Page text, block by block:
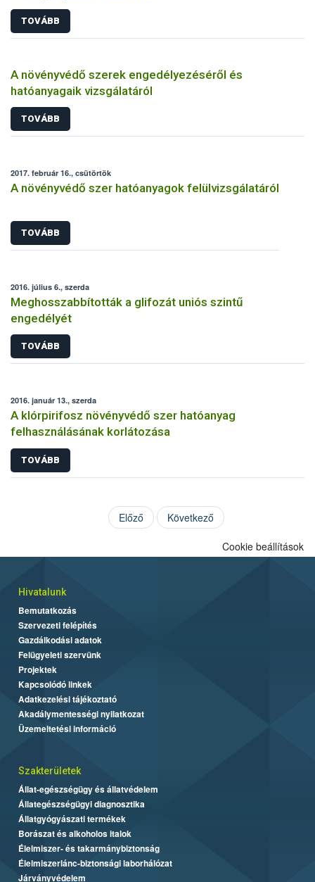
TOVÁBB
A növényvédő szerek engedélyezéséről és
hatóanyagaik vizsgálatáról
TOVÁBB
2017. február 16., csütörtök
A növényvédő szer hatóanyagok felülvizsgálatáról
TOVÁBB
2016. július 6., szerda
Meghosszabbították a glifozát uniós szintű
engedélyét
TOVÁBB
2016. január 13., szerda
A klórpirifosz növényvédő szer hatóanyag
felhasználásának korlátozása
TOVÁBB
Előző Következő
Cookie beállítások
Hivatalunk
Bemutatkozás
Szervezeti felépítés
Gazdálkodási adatok
Felügyeleti szervünk
Projektek
Kapcsolódó linkek
Adatkezelési tájékoztató
Akadálymentességi nyilatkozat
Üzemeltetési információ
Szakterületek
Állat-egészségügy és állatvédelem
Állategészségügyi diagnosztika
Állatgyógyászati termékek
Borászat és alkoholos italok
Élelmiszer- és takarmánybiztonság
Élelmiszerlánc-biztonsági laborhálózat
Járványvédelem